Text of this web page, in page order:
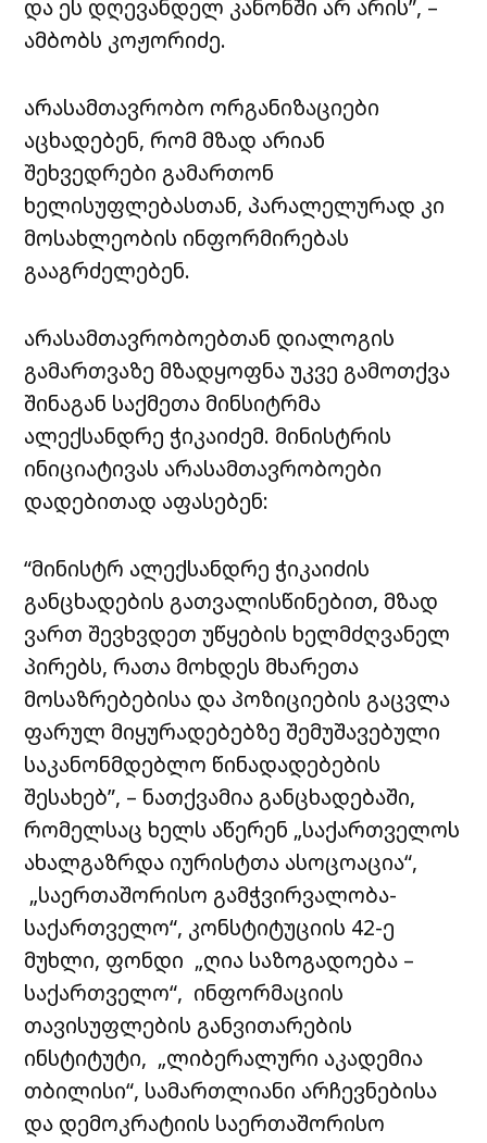
და ეს დღევანდელ კანონში არ არის”, –
ამბობს კოჟორიძე.
არასამთავრობო ორგანიზაციები
აცხადებენ, რომ მზად არიან
შეხვედრები გამართონ
ხელისუფლებასთან, პარალელურად კი
მოსახლეობის ინფორმირებას
გააგრძელებენ.
არასამთავრობოებთან დიალოგის
გამართვაზე მზადყოფნა უკვე გამოთქვა
შინაგან საქმეთა მინსიტრმა
ალექსანდრე ჭიკაიძემ. მინისტრის
ინიციატივას არასამთავრობოები
დადებითად აფასებენ:
“მინისტრ ალექსანდრე ჭიკაიძის
განცხადების გათვალისწინებით, მზად
ვართ შევხვდეთ უწყების ხელმძღვანელ
პირებს, რათა მოხდეს მხარეთა
მოსაზრებებისა და პოზიციების გაცვლა
ფარულ მიყურადებებზე შემუშავებული
საკანონმდებლო წინადადებების
შესახებ”, – ნათქვამია განცხადებაში,
რომელსაც ხელს აწერენ „საქართველოს
ახალგაზრდა იურისტთა ასოცოაცია“,
„საერთაშორისო გამჭვირვალობა-
საქართველო“, კონსტიტუციის 42-ე
მუხლი, ფონდი „ღია საზოგადოება –
საქართველო“, ინფორმაციის
თავისუფლების განვითარების
ინსტიტუტი, „ლიბერალური აკადემია
თბილისი“, სამართლიანი არჩევნებისა
და დემოკრატიის საერთაშორისო